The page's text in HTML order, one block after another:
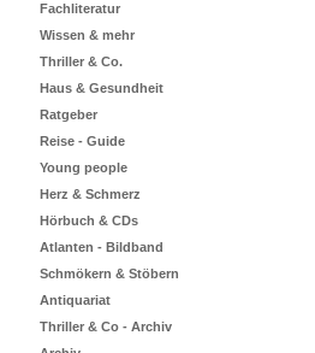
Fachliteratur
Wissen & mehr
Thriller & Co.
Haus & Gesundheit
Ratgeber
Reise - Guide
Young people
Herz & Schmerz
Hörbuch & CDs
Atlanten - Bildband
Schmökern & Stöbern
Antiquariat
Thriller & Co - Archiv